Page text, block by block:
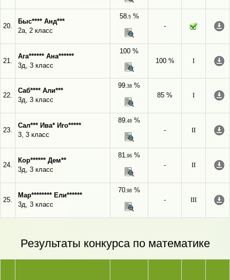
20.
Быс**** Анд***
2а, 2 класс
58,5%
-
21.
Ага****** Ана******
3д, 3 класс
100 %
100 %
I
22.
Саб**** Али***
3д, 3 класс
99,38 %
85 %
I
23.
Сал*** Ива* Иго*****
3, 3 класс
89,48 %
-
II
24.
Кор****** Дем**
3д, 3 класс
81,96 %
-
II
25.
Мар******** Ели******
3д, 3 класс
70,96 %
-
III
Результаты конкурса по математике